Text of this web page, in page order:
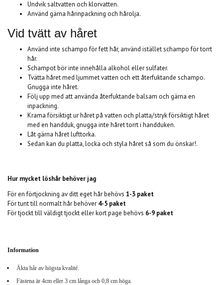
Undvik saltvatten och klorvatten.
Använd gärna hårinpackning och hårolja.
Vid tvätt av håret
Använd inte schampo för fett hår, använd istället schampo för torrt
hår.
Schampot bör inte innehålla alkohol eller sulfater.
Tvätta håret med ljummet vatten och ett återfuktande schampo.
Gnugga inte håret.
Följ upp med att använda återfuktande balsam och gärna en
inpackning.
Krama försiktigt ur håret på vatten och platta/stryk försiktigt håret
med en handduk, gnugga inte håret torrt i handduken.
Låt gärna håret lufttorka.
Sedan kan du platta, locka och styla håret så som du önskar!.
Hur mycket löshår behöver jag
För en förtjockning av ditt eget hår behövs 1-3 paket
För tunt till normalt hår behöver 4-5 paket
För tjockt tillväldigt tjockt eller kort page behövs 6-9 paket
Information
Äkta hår av högsta kvalité.
Fästena är 4cm eller 3 cm långa och 0,8 cm höga.